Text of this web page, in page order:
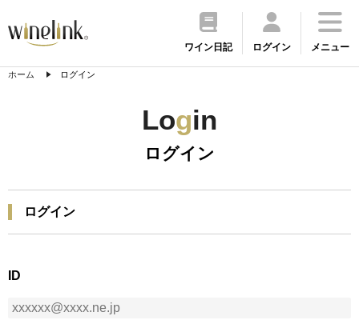
ワイン日記 ログイン メニュー
ホーム ログイン
Login
ログイン
ログイン
ID